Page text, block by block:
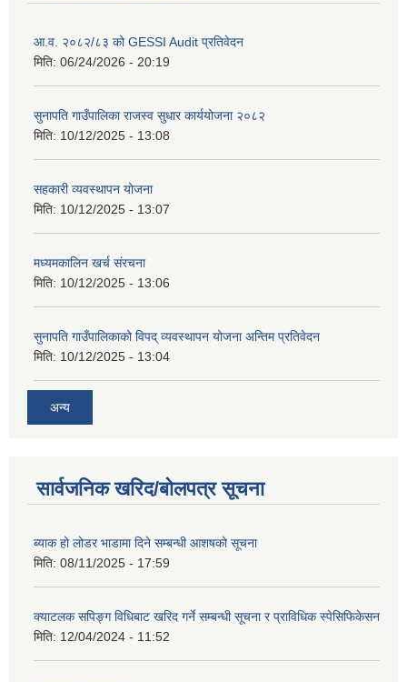
आ.व. २०८२/८३ को GESSI Audit प्रतिवेदन
मिति: 06/24/2026 - 20:19
सुनापति गाउँपालिका राजस्व सुधार कार्ययोजना २०८२
मिति: 10/12/2025 - 13:08
सहकारी व्यवस्थापन योजना
मिति: 10/12/2025 - 13:07
मध्यमकालिन खर्च संरचना
मिति: 10/12/2025 - 13:06
सुनापति गाउँपालिकाको विपद् व्यवस्थापन योजना अन्तिम प्रतिवेदन
मिति: 10/12/2025 - 13:04
अन्य
सार्वजनिक खरिद/बोलपत्र सूचना
ब्याक हो लोडर भाडामा दिने सम्बन्धी आशषको सूचना
मिति: 08/11/2025 - 17:59
क्याटलक सपिङ्ग विधिबाट खरिद गर्ने सम्बन्धी सूचना र प्राविधिक स्पेसिफिकेसन
मिति: 12/04/2024 - 11:52